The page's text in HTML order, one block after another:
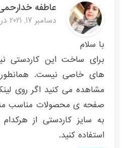
عاطفه
دسامبر 17, 2021 در 2:29 ب.ظ
با سلام
برای ساخت این کاردستی
های خاصی نیست. همانطور
مشاهده می کنید اگر روی
صفحه ی محصولات مناسب
به سایز کاردستی از
استفاده کنید.